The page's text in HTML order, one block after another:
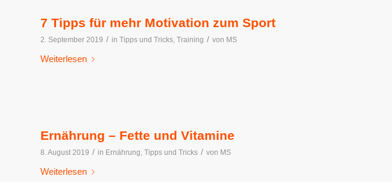
7 Tipps für mehr Motivation zum Sport
2. September 2019 / in Tipps und Tricks, Training / von MS
Weiterlesen
Ernährung – Fette und Vitamine
8. August 2019 / in Ernährung, Tipps und Tricks / von MS
Weiterlesen